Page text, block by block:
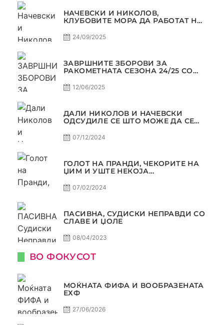
НАЧЕВСКИ И НИКОЛОВ,
КЛУБОВИТЕ МОРА ДА РАБОТАТ НА
С5Е2 ПАСИВНА
24/09/2025
ЗАВРШНИТЕ ЗБОРОВИ ЗА
РАКОМЕТНАТА СЕЗОНА 24/25 СО
С4Е11
12/06/2025
ДАЛИ НИКОЛОВ И НАЧЕВСКИ
ОДСУДИЛЕ СЕ ШТО МОЖЕ ДА СЕ
07/12/2024
ГОЛОТ НА ПРАНДИ, ЧЕКОРИТЕ НА
ЏИМ И УШТЕ НЕКОЈА
САМО РАКОМЕТ
07/02/2024
ПАСИВНА, СУДИСКИ НЕПРАВДИ СО
СЛАВЕ И ЏОЛЕ
08/04/2023
ВО ФОКУСОТ
МОЌНАТА ФИФА И ВООБРАЗЕНАТА
ЕХФ
27/06/2026